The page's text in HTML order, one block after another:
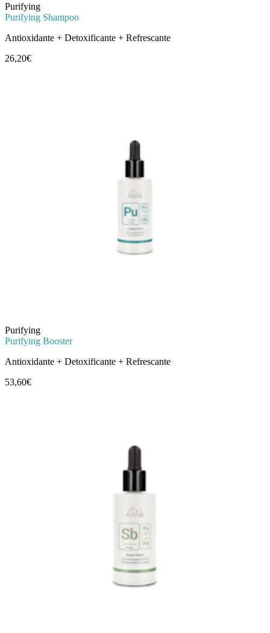
Purifying
Purifying Shampoo
Antioxidante + Detoxificante + Refrescante
26,20€
Purifying
Purifying Booster
Antioxidante + Detoxificante + Refrescante
53,60€